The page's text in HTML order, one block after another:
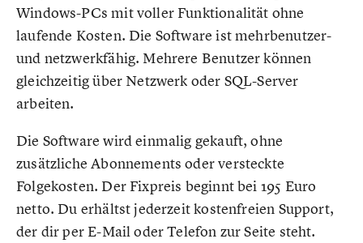
Windows-PCs mit voller Funktionalität ohne
laufende Kosten. Die Software ist mehrbenutzer-
und netzwerkfähig. Mehrere Benutzer können
gleichzeitig über Netzwerk oder SQL-Server
arbeiten.
Die Software wird einmalig gekauft, ohne
zusätzliche Abonnements oder versteckte
Folgekosten. Der Fixpreis beginnt bei 195 Euro
netto. Du erhältst jederzeit kostenfreien Support,
der dir per E-Mail oder Telefon zur Seite steht.